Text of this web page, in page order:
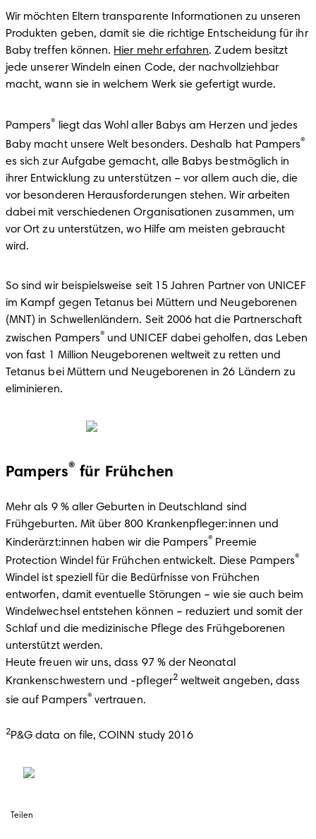
Wir möchten Eltern transparente Informationen zu unseren
Produkten geben, damit sie die richtige Entscheidung für ihr
Baby treffen können. Hier mehr erfahren. Zudem besitzt
jede unserer Windeln einen Code, der nachvollziehbar
macht, wann sie in welchem Werk sie gefertigt wurde.
Pampers® liegt das Wohl aller Babys am Herzen und jedes
Baby macht unsere Welt besonders. Deshalb hat Pampers®
es sich zur Aufgabe gemacht, alle Babys bestmöglich in
ihrer Entwicklung zu unterstützen – vor allem auch die, die
vor besonderen Herausforderungen stehen. Wir arbeiten
dabei mit verschiedenen Organisationen zusammen, um
vor Ort zu unterstützen, wo Hilfe am meisten gebraucht
wird.
So sind wir beispielsweise seit 15 Jahren Partner von UNICEF
im Kampf gegen Tetanus bei Müttern und Neugeborenen
(MNT) in Schwellenländern. Seit 2006 hat die Partnerschaft
zwischen Pampers® und UNICEF dabei geholfen, das Leben
von fast 1 Million Neugeborenen weltweit zu retten und
Tetanus bei Müttern und Neugeborenen in 26 Ländern zu
eliminieren.
Pampers® für Frühchen
Mehr als 9 % aller Geburten in Deutschland sind
Frühgeburten. Mit über 800 Krankenpfleger:innen und
Kinderärzt:innen haben wir die Pampers® Preemie
Protection Windel für Frühchen entwickelt. Diese Pampers®
Windel ist speziell für die Bedürfnisse von Frühchen
entworfen, damit eventuelle Störungen – wie sie auch beim
Windelwechsel entstehen können – reduziert und somit der
Schlaf und die medizinische Pflege des Frühgeborenen
unterstützt werden.
Heute freuen wir uns, dass 97 % der Neonatal
Krankenschwestern und -pfleger2 weltweit angeben, dass
sie auf Pampers® vertrauen.
2P&G data on file, COINN study 2016
Teilen